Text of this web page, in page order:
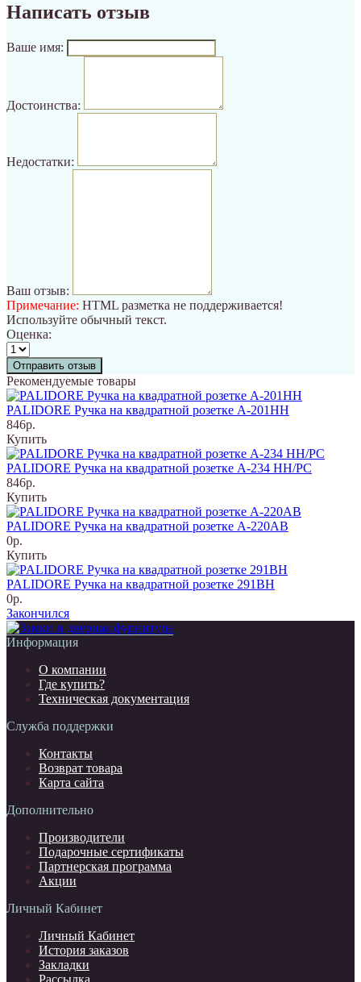
Написать отзыв
Ваше имя:
Достоинства:
Недостатки:
Ваш отзыв:
Примечание: HTML разметка не поддерживается!
Используйте обычный текст.
Оценка:
Отправить отзыв
Рекомендуемые товары
PALIDORE Ручка на квадратной розетке A-201НН
846р.
Купить
PALIDORE Ручка на квадратной розетке A-234 НH/PC
846р.
Купить
PALIDORE Ручка на квадратной розетке A-220AB
0р.
Купить
PALIDORE Ручка на квадратной розетке 291BH
0р.
Закончился
Информация
О компании
Где купить?
Техническая документация
Служба поддержки
Контакты
Возврат товара
Карта сайта
Дополнительно
Производители
Подарочные сертификаты
Партнерская программа
Акции
Личный Кабинет
Личный Кабинет
История заказов
Закладки
Рассылка